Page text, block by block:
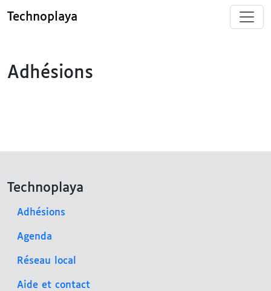
Technoplaya
Adhésions
Technoplaya
Adhésions
Agenda
Réseau local
Aide et contact